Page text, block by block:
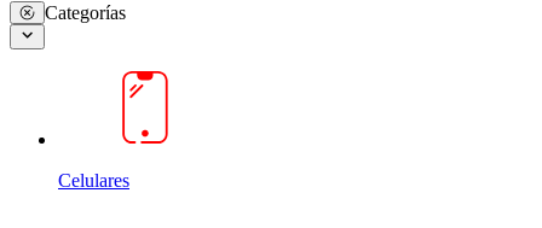
Categorías
Celulares